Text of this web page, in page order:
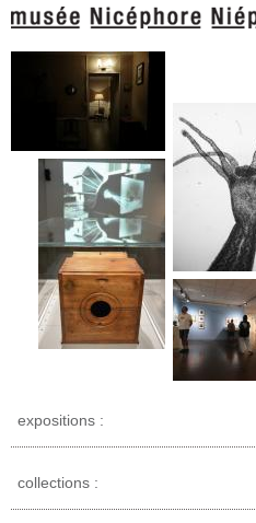
expositions :
collections :